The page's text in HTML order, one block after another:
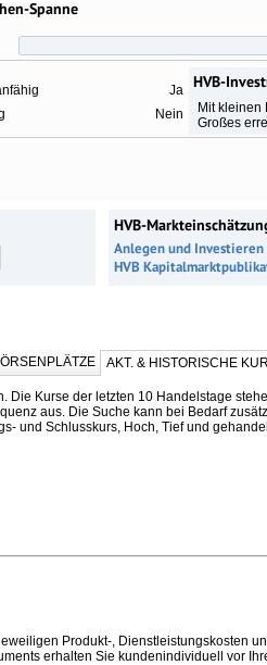
Spanne
Ja
Nein
HVB-
Mit kleinen
Großes
HVB-
Anlegen und Investieren
HVB
AKT. & HISTORISCHE
Kurse der letzten 10 Handelstage
aus. Die Suche kann bei Bedarf
und Schlusskurs, Hoch, Tief und
Produkt-, Dienstleistungskosten
erhalten Sie kundenindividuell vor